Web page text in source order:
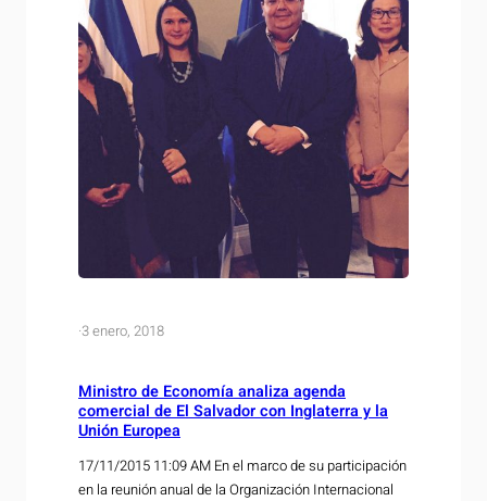
·3 enero, 2018
Ministro de Economía analiza agenda
comercial de El Salvador con Inglaterra y la
Unión Europea
17/11/2015 11:09 AM En el marco de su participación
en la reunión anual de la Organización Internacional